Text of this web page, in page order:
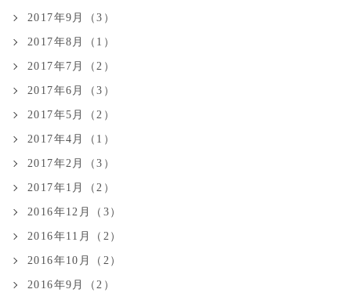
2017年9月（3）
2017年8月（1）
2017年7月（2）
2017年6月（3）
2017年5月（2）
2017年4月（1）
2017年2月（3）
2017年1月（2）
2016年12月（3）
2016年11月（2）
2016年10月（2）
2016年9月（2）